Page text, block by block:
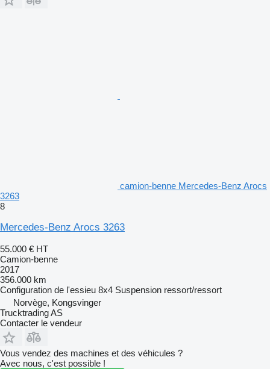
camion-benne Mercedes-Benz Arocs
3263
8
Mercedes-Benz Arocs 3263
55.000 € HT
Camion-benne
2017
356.000 km
Configuration de l'essieu 8x4 Suspension ressort/ressort
Norvège, Kongsvinger
Trucktrading AS
Contacter le vendeur
Vous vendez des machines et des véhicules ?
Avec nous, c'est possible !